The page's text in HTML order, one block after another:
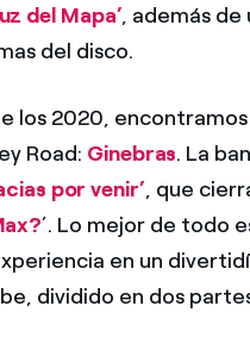
del Mapa’, además de
del disco.
los 2020,
Road: Ginebras. La
por venir’, que
’. Lo mejor de todo
en un
dividido en dos